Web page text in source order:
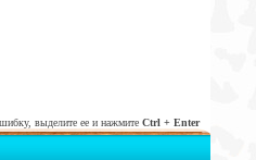
выделите ее и нажмите Ctrl + Enter